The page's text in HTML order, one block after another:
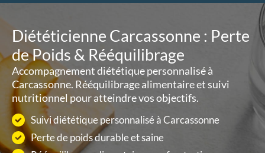
Diététicienne Carcassonne : Perte
de Poids & Rééquilibrage
Accompagnement diététique personnalisé à
Carcassonne. Rééquilibrage alimentaire et suivi
nutritionnel pour atteindre vos objectifs.
Suivi diététique personnalisé à Carcassonne
Perte de poids durable et saine